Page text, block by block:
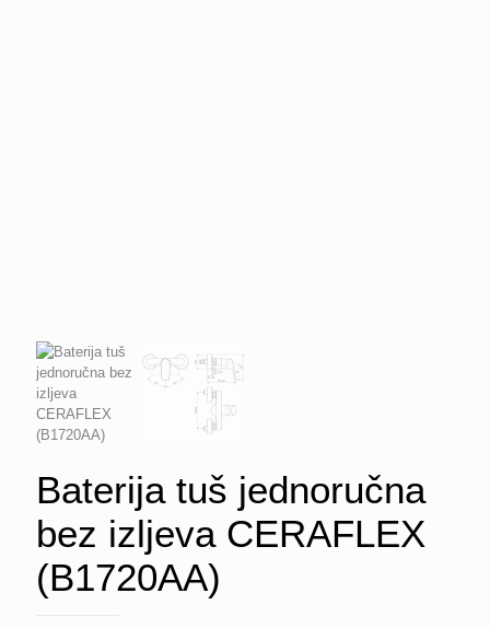
Baterija tuš jednoručna
bez izljeva CERAFLEX
(B1720AA)